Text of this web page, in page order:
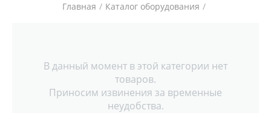
Главная / Каталог оборудования /
В данный момент в этой категории нет
товаров.
Приносим извинения за временные
неудобства.